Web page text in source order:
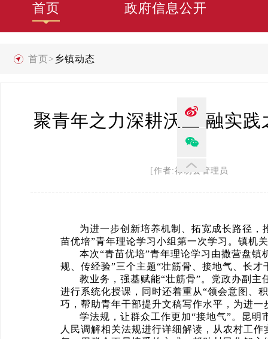
首页 政府信息公开
首页> 乡镇动态
聚青年之力深耕沃土 融实
[作者:禄劝县管理员 发
为进一步创新培养机制、拓宽成长路径，
苗优培”青年理论学习小组第一次学习。镇机
本次“青苗优培”青年理论学习由撒营盘
规、传经验”三个主题“壮筋骨、接地气、长才
教业务，强基赋能“壮筋骨”。党政办副
进行系统化授课，同时还着重从“领会意图、
巧，帮助青年干部提升文稿写作水平，为进
学法规，让群众工作更加“接地气”。昆
人民调解相关法规进行详细解读，从农村工